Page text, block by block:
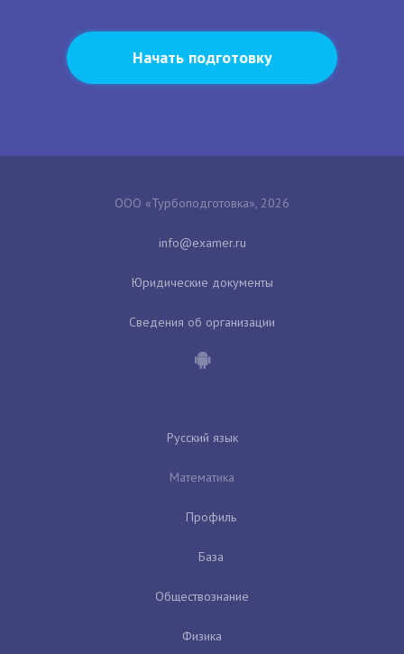
Начать подготовку
ООО «Турбоподготовка», 2026
Юридические документы
Сведения об организации
Русский язык
Математика
Профиль
База
Обществознание
Физика